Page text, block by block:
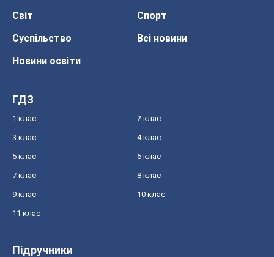
Світ
Спорт
Суспільство
Всі новини
Новини освіти
ГДЗ
1 клас 2 клас
3 клас 4 клас
5 клас 6 клас
7 клас 8 клас
9 клас 10 клас
11 клас
Підручники